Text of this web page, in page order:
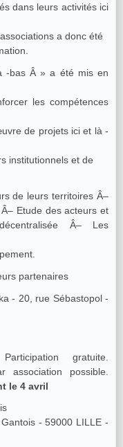
dans leurs activités ici
a donc été
-bas Â » a été mis en
les compétences
de projets ici et là -
institutionnels et de
de leurs territoires Â–
Etude des acteurs et
Â– Les
partenaires
- 20, rue Sébastopol -
gratuite.
association possible.
le 4 avril
- 59000 LILLE -